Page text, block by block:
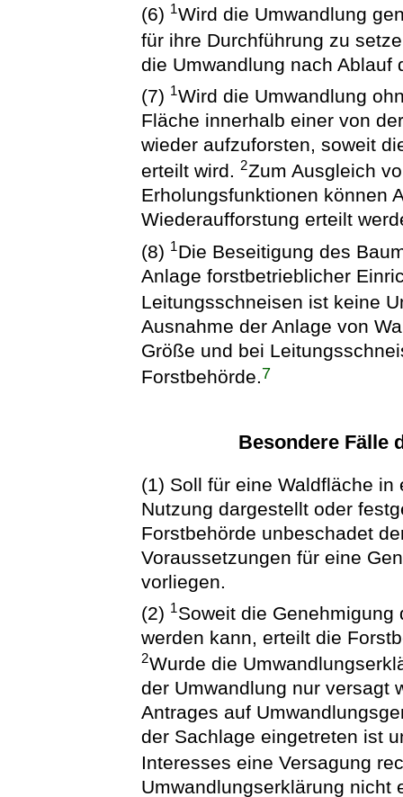
(6) 1Wird die Umwandlung
für ihre Durchführung zu
die Umwandlung nach
(7) 1Wird die Umwandlung
Fläche innerhalb einer von
wieder aufzuforsten, soweit
erteilt wird.2Zum Ausgleich
Erholungsfunktionen können
Wiederaufforstung erteilt
(8) 1Die Beseitigung des
Anlage forstbetrieblicher
Leitungsschneisen ist keine
Ausnahme der Anlage von
Größe und bei
Forstbehörde.7
Besondere Fälle
(1) Soll für eine Waldfläche
Nutzung dargestellt oder
Forstbehörde unbeschadet
Voraussetzungen für eine
vorliegen.
(2) 1Soweit die
werden kann, erteilt die
2Wurde die
der Umwandlung nur versagt
Antrages auf
der Sachlage eingetreten ist
Interesses eine Versagung
Umwandlungserklärung nicht